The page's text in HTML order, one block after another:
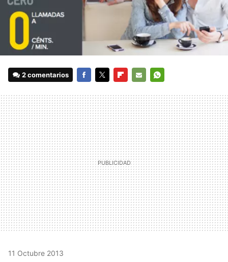
2 comentarios
MAIL
11 Octubre 2013